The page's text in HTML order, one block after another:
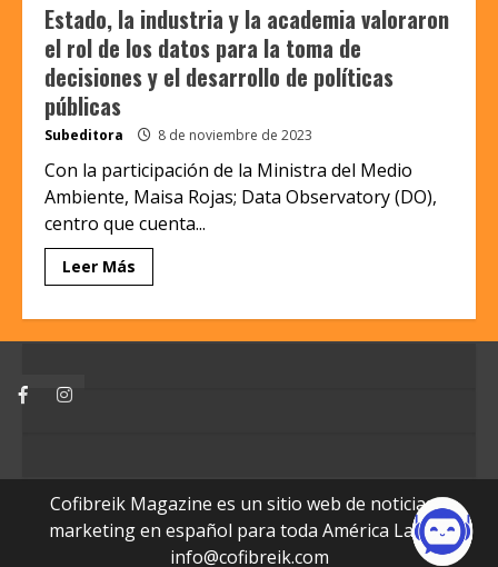
Estado, la industria y la academia valoraron
el rol de los datos para la toma de
decisiones y el desarrollo de políticas
públicas
Subeditora 8 de noviembre de 2023
Con la participación de la Ministra del Medio
Ambiente, Maisa Rojas; Data Observatory (DO),
centro que cuenta...
Leer Más
FacebookInstagram
Cofibreik Magazine es un sitio web de noticias y
marketing en español para toda América Latina.
info@cofibreik.com